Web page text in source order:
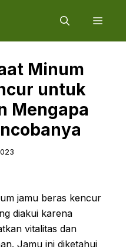
Minum
untuk
Mengapa
jamu beras kencur
diakui karena
vitalitas dan
Jamu ini diketahui